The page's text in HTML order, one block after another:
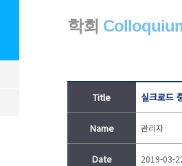
학회
Title 실크로드
Name 관리자
Date 2019-03-